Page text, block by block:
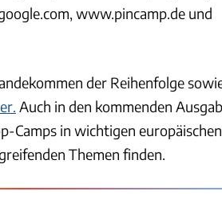
www.pincamp.de und
der Reihenfolge
Auch in den kommenden
Camps in wichtigen
Themen finden.